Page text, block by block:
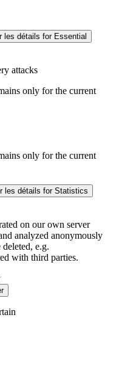
les détails for Essential
attacks
only for the current
only for the current
les détails for Statistics
on our own server
analyzed anonymously
e.g.
with third parties.